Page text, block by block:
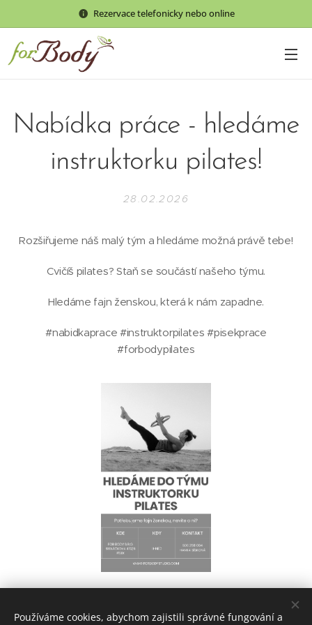
Rezervace telefonicky nebo online
Nabídka práce - hledáme
instruktorku pilates!
28.02.2026
Rozšiřujeme náš malý tým a hledáme možná právě tebe!
Cvičíš pilates? Staň se součástí našeho týmu.
Hledáme fajn ženskou, která k nám zapadne.
#nabidkaprace #instruktorpilates #pisekprace
#forbodypilates
Používáme cookies, abychom zajistili správné fungování a